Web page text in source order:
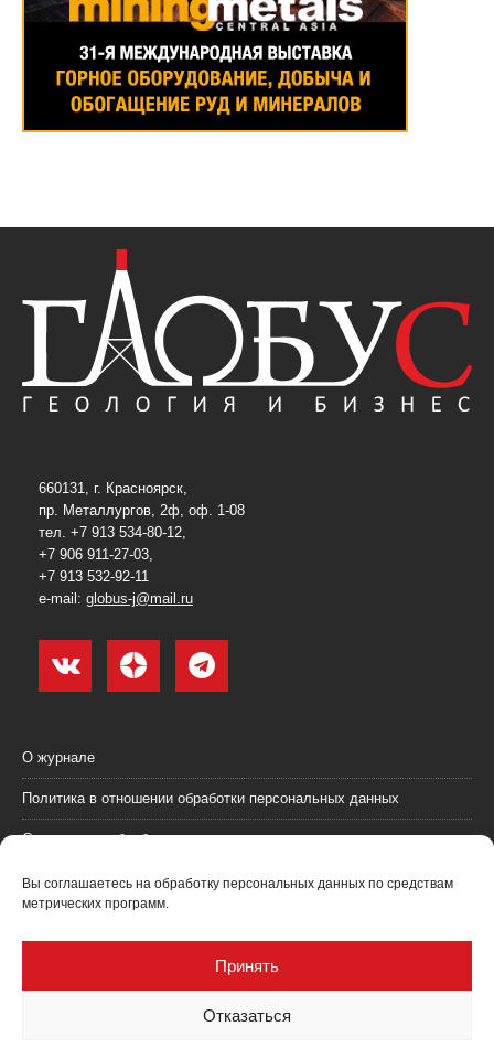
Вы соглашаетесь на обработку персональных данных по средствам
метрических программ.
Принять
Отказаться
660131, г. Красноярск,
пр. Металлургов, 2ф, оф. 1-08
тел. +7 913 534-80-12,
+7 906 911-27-03,
+7 913 532-92-11
e-mail: globus-j@mail.ru
О журнале
Политика в отношении обработки персональных данных
Согласие на обработку персональных данных
Пользовательское соглашение (оферта)